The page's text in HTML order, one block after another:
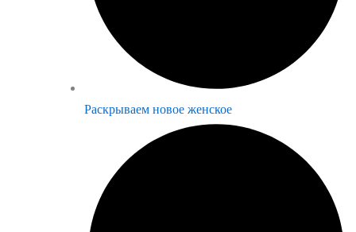
Раскрываем новое женское